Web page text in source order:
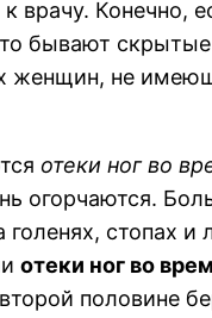
врачу.
бывают
женщин, не
отеки ног во
огорчаются.
голенях, стопах
отеки ног во
половине